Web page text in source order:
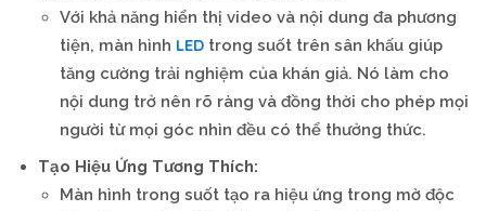
Với khả năng hiển thị video và nội dung đa phương
tiện, màn hình LED trong suốt trên sân khấu giúp
tăng cường trải nghiệm của khán giả. Nó làm cho
nội dung trở nên rõ ràng và đồng thời cho phép mọi
người từ mọi góc nhìn đều có thể thưởng thức.
Tạo Hiệu Ứng Tương Thích:
Màn hình trong suốt tạo ra hiệu ứng trong mờ độc